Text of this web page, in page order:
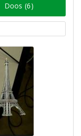
Doos (6)